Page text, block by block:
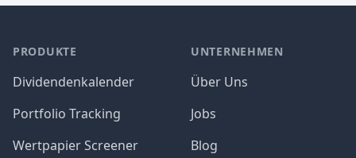
PRODUKTE
Dividendenkalender
Portfolio Tracking
Wertpapier Screener
UNTERNEHMEN
Über Uns
Jobs
Blog